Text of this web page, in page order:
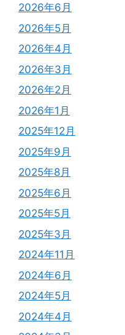
2026年6月
2026年5月
2026年4月
2026年3月
2026年2月
2026年1月
2025年12月
2025年9月
2025年8月
2025年6月
2025年5月
2025年3月
2024年11月
2024年6月
2024年5月
2024年4月